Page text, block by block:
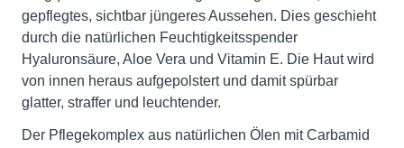
gepflegtes, sichtbar jüngeres Aussehen. Dies geschieht
durch die natürlichen Feuchtigkeitsspender
Hyaluronsäure, Aloe Vera und Vitamin E. Die Haut wird
von innen heraus aufgepolstert und damit spürbar
glatter, straffer und leuchtender.
Der Pflegekomplex aus natürlichen Ölen mit Carbamid